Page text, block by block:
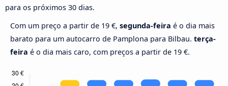
para os próximos 30 dias.
Com um preço a partir de 19 €, segunda-feira é o dia mais
barato para um autocarro de Pamplona para Bilbau. terça-
feira é o dia mais caro, com preços a partir de 19 €.